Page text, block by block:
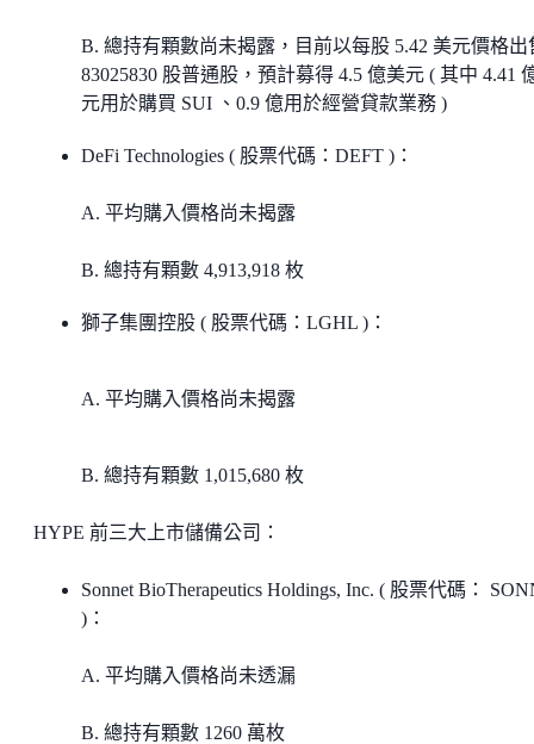
B. 總持有顆數尚未揭露，目前以每股 5.42 美元價格出
83025830 股普通股，預計募得 4.5 億美元 ( 其中 4.41
元用於購買 SUI 、0.9 億用於經營貸款業務 )
DeFi Technologies ( 股票代碼：DEFT )：
A. 平均購入價格尚未揭露
B. 總持有顆數 4,913,918 枚
獅子集團控股 ( 股票代碼：LGHL )：
A. 平均購入價格尚未揭露
B. 總持有顆數 1,015,680 枚
HYPE 前三大上市儲備公司：
Sonnet BioTherapeutics Holdings, Inc. ( 股票代碼：
)：
A. 平均購入價格尚未透漏
B. 總持有顆數 1260 萬枚